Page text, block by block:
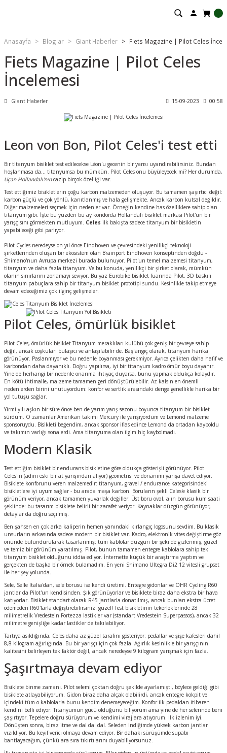
Anasayfa Bloglar Giant Haberler Fiets Magazine | Pilot Celes
Fiets Magazine | Pilot Celes
İncelemesi
Giant Haberler 15-09-2023 00:58
Leon von Bon, Pilot Celes'i test etti
Bir titanyum bisiklet test edilecekse Léon'u gecenin bir yarısı uyandırabilirsiniz. Bundan
hoşlanmasa da... titanyumsa bu mümkün. Pilot Celes onu büyüleyecek mi? Her durumda,
Uçan Hollandalı'nıncazip birçok özelliği var.
Test ettiğimiz bisikletlerin çoğu karbon malzemeden oluşuyor. Bu tamamen şaşırtıcı değil:
karbon güçlü ve çok yönlü, kanıtlanmış ve hala gelişmekte. Ancak karbon kutsal değildir.
Diğer malzemeleri seçmek için nedenler var. Örneğin kendine has özelliklere sahip olan
titanyum gibi. İşte bu yüzden bu ay koridorda Hollandalı bisiklet markası Pilot'un bir
yarışçısını görmekten mutluyum. Celes ilk bakışta sadece titanyum bir bisikletin
yapabileceği gibi parlıyor.
Pilot Cycles neredeyse on yıl önce Eindhoven ve çevresindeki yenilikçi teknoloji
şirketlerinden oluşan bir ekosistem olan Brainport Eindhoven konseptinden doğdu -
Shimano'nun Avrupa merkezi burada bulunuyor. Pilot'un temel malzemesi titanyum,
titanyum ve daha fazla titanyum. Ve bu konuda, yenilikçi bir şirket olarak, mümkün
olanın sınırlarını zorlamayı seviyor. Bu yaz Eurobike bisiklet fuarında Pilot, 3D baskılı
titanyum pabuçlara sahip bir titanyum bisiklet prototipi sundu. Kesinlikle takip etmeye
devam edeceğimiz çok ilginç gelişmeler.
Pilot Celes, ömürlük bisiklet
Pilot Celes, ömürlük bisiklet Titanyum meraklıları kulübü çok geniş bir çevreye sahip
değil, ancak coşkuları bulaşıcı ve anlaşılabilir de. Başlangıç olarak, titanyum harika
görünüyor. Paslanmıyor ve bu nedenle boyanması gerekmiyor. Ayrıca çelikten daha hafif ve
karbondan daha dayanıklı. Doğru yapılırsa, iyi bir titanyum kadro ömür boyu dayanır.
Yine de herhangi bir nedenle onarıma ihtiyaç duyarsa, bunu yapmak oldukça kolaydır.
En kötü ihtimalle, malzeme tamamen geri dönüştürülebilir. Az kalsın en önemli
nedenlerden birini unutuyordum: konfor ve sertlik arasındaki denge genellikle harika bir
yol tutuşu sağlar.
Yirmi yılı aşkın bir süre önce ben de yarım yarış sezonu boyunca titanyum bir bisiklet
sürdüm. O zamanlar Amerikan takımı Mercury ile yarışıyordum ve Lemond malzeme
sponsoruydu. Bisikleti beğendim, ancak sponsor iflas edince Lemond da ortadan kayboldu
ve takımın varlığı sona erdi. Ama titanyuma olan ilgim hiç kaybolmadı.
Modern Klasik
Test ettiğim bisiklet bir endurans bisikletine göre oldukça gösterişli görünüyor. Pilot
Celes'in (adını eski bir at yarışından alıyor) geometrisi ve donanımı yarışa davet ediyor.
Bisiklete konforunu veren malzemedir: titanyum, gravel / endurance kategorisindeki
bisikletlere iyi uyum sağlar - bu arada maşa karbon. Boruların şekli Celes'e klasik bir
görünüm veriyor, ancak tamamen yuvarlak değiller. Üst boru oval, alın borusu kum saati
şeklinde: bu tasarım bisiklete belirli bir zarafet veriyor. Kaynaklar düzgün görünüyor,
detaylar da doğru seçilmiş.
Ben şahsen en çok arka kaliperin hemen yanındaki kırlangıç logosunu sevdim. Bu klasik
unsurların arkasında sadece modern bir bisiklet var. Kadro, elektronik vites değiştirme göz
önünde bulundurularak tasarlanmış: tüm kablolar düzgün bir şekilde gizlenmiş, güzel
ve temiz bir görünüm yaratılmış. Pilot, bunun tamamen entegre kablolara sahip tek
titanyum bisiklet olduğunu iddia ediyor. İnternette küçük bir araştırma yaptım ve
gerçekten de başka bir örnek bulamadım. En yeni Shimano Ultegra Di2 12 vitesli grupset
ile her şey yolunda.
Sele, Selle Italia'dan, sele borusu ise kendi üretimi. Entegre gidonlar ve OHR Cycling R60
jantlar da Pilot'un kendisinden. Şık görünüyorlar ve bisiklete biraz daha ekstra bir hava
katıyorlar. Bisiklet standart olarak R45 jantlarla donatılmış, ancak bunları ekstra ücret
ödemeden R60'larla değiştirebilirsiniz: güzel! Test bisikletinin tekerleklerinde 28
milimetrelik Vredestein Fortezza lastikler var (standart Vredestein Superpassos), ancak 32
milimetre genişliğe kadar lastikler de takılabiliyor.
Tartıya asıldığında, Celes daha az güzel tarafını gösteriyor: pedallar ve şişe kafesleri dahil
8,8 kilogram ağırlığında. Bu bir yarışçı için çok fazla. Ağırlık kesinlikle bir yarışçının
kalitesini belirleyen tek faktör değil, ancak neredeyse 9 kilogram yarışmak için fazla.
Şaşırtmaya devam ediyor
Bisiklete binme zamanı. Pilot selemi çoktan doğru şekilde ayarlamıştı, böylece geldiği gibi
bisiklete atlayabiliyorum. Gidon biraz daha alçak olabilirdi, ancak entegre kokpit ve
içindeki tüm o kablolarla bunu kendim denemeyeceğim. Konfor ilk pedaldan itibaren
kendini belli ediyor: Titanyumun gücü olduğunu biliyorum ama yine de her seferinde beni
şaşırtıyor. Tepelere doğru sürüyorum ve kendimi virajlara atıyorum. İlk izlenim iyi.
Dönüşten sonra, biraz itme ve dal dal dal. Seleden indiğimde yüksek karbon jantlar
vızıldıyor. Bu keyif verici olmaya devam ediyor. Bir dahaki sürüşümde supabı
bantlayacağım, çünkü ara sıra tıkırtılarını duyabiliyorsunuz.